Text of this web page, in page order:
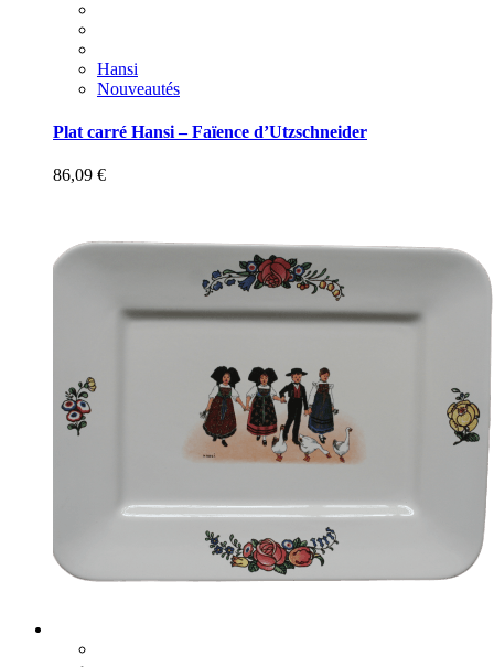
Hansi
Nouveautés
Plat carré Hansi – Faïence d’Utzschneider
86,09 €